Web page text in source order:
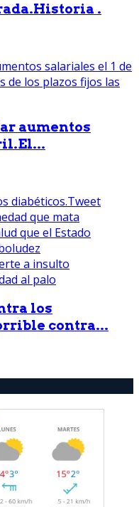
.
aumentos
los
contra...